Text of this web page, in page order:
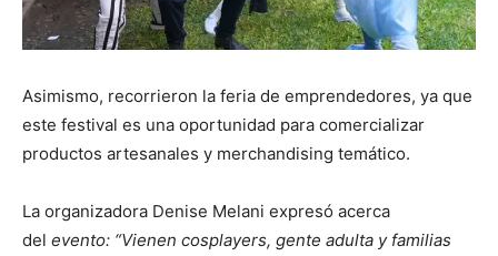
Asimismo, recorrieron la feria de emprendedores, ya que
este festival es una oportunidad para comercializar
productos artesanales y merchandising temático.
La organizadora Denise Melani expresó acerca
del evento: “Vienen cosplayers, gente adulta y familias